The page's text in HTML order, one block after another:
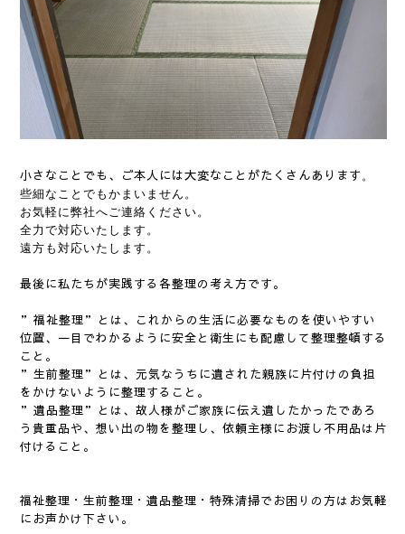
小さなことでも、ご本人には大変なことがたくさんあります 。
些細なことでもかまいません。
お気軽に弊社へご連絡ください。
全力で対応いたします。
遠方も対応いたします。
最後に私たちが実践する各整理の考え方です。
”福祉整理”とは、これからの生活に必要なものを使いやすい
位置、一目でわかるように安全と衛生にも配慮して整理整頓する
こと。
”生前整理”とは、元気なうちに遺された親族に片付けの負担
をかけないように整理すること。
”遺品整理”とは、故人様がご家族に伝え遺したかったであろ
う貴重品や、想い出の物を整理し、依頼主様にお渡し不用品は片
付けること。
福祉整理・生前整理・遺品整理・特殊清掃でお困りの方はお気軽
にお声かけ下さい。